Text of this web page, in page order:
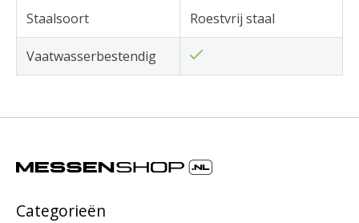
Staalsoort Roestvrij staal
Vaatwasserbestendig
Categorieën